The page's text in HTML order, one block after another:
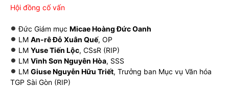
Hội đồng cố vấn
Đức Giám mục Micae Hoàng Đức Oanh
LM An-rê Đỗ Xuân Quế, OP
LM Yuse Tiến Lộc, CSsR (RIP)
LM Vinh Sơn Nguyên Hòa, SSS
LM Giuse Nguyễn Hữu Triết, Trưởng ban Mục vụ Văn hóa
TGP Sài Gòn (RIP)